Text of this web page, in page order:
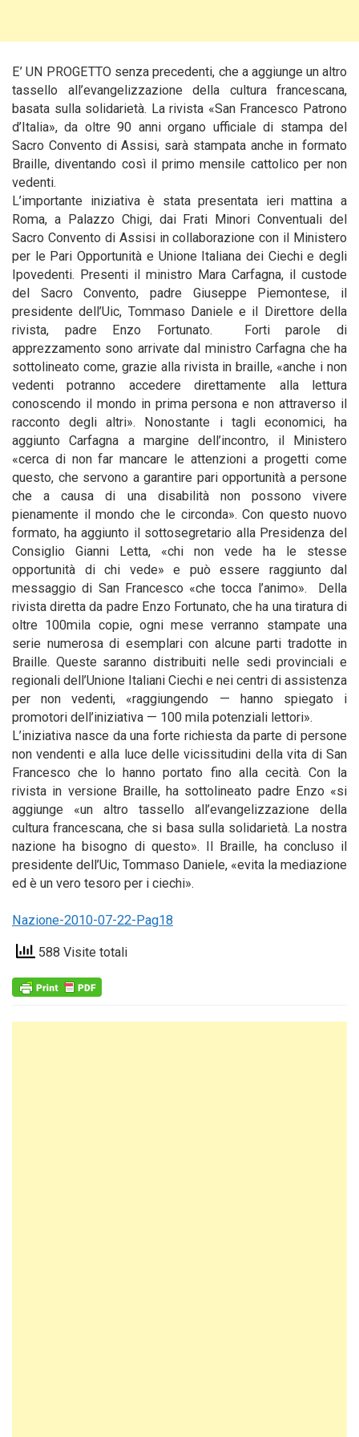
E’ UN PROGETTO senza precedenti, che a aggiunge un altro
tassello all’evangelizzazione della cultura francescana,
basata sulla solidarietà. La rivista «San Francesco Patrono
d’Italia», da oltre 90 anni organo ufficiale di stampa del
Sacro Convento di Assisi, sarà stampata anche in formato
Braille, diventando così il primo mensile cattolico per non
vedenti.
L’importante iniziativa è stata presentata ieri mattina a
Roma, a Palazzo Chigi, dai Frati Minori Conventuali del
Sacro Convento di Assisi in collaborazione con il Ministero
per le Pari Opportunità e Unione Italiana dei Ciechi e degli
Ipovedenti. Presenti il ministro Mara Carfagna, il custode
del Sacro Convento, padre Giuseppe Piemontese, il
presidente dell’Uic, Tommaso Daniele e il Direttore della
rivista, padre Enzo Fortunato. Forti parole di
apprezzamento sono arrivate dal ministro Carfagna che ha
sottolineato come, grazie alla rivista in braille, «anche i non
vedenti potranno accedere direttamente alla lettura
conoscendo il mondo in prima persona e non attraverso il
racconto degli altri». Nonostante i tagli economici, ha
aggiunto Carfagna a margine dell’incontro, il Ministero
«cerca di non far mancare le attenzioni a progetti come
questo, che servono a garantire pari opportunità a persone
che a causa di una disabilità non possono vivere
pienamente il mondo che le circonda». Con questo nuovo
formato, ha aggiunto il sottosegretario alla Presidenza del
Consiglio Gianni Letta, «chi non vede ha le stesse
opportunità di chi vede» e può essere raggiunto dal
messaggio di San Francesco «che tocca l’animo». Della
rivista diretta da padre Enzo Fortunato, che ha una tiratura di
oltre 100mila copie, ogni mese verranno stampate una
serie numerosa di esemplari con alcune parti tradotte in
Braille. Queste saranno distribuiti nelle sedi provinciali e
regionali dell’Unione Italiani Ciechi e nei centri di assistenza
per non vedenti, «raggiungendo — hanno spiegato i
promotori dell’iniziativa — 100 mila potenziali lettori».
L’iniziativa nasce da una forte richiesta da parte di persone
non vendenti e alla luce delle vicissitudini della vita di San
Francesco che lo hanno portato fino alla cecità. Con la
rivista in versione Braille, ha sottolineato padre Enzo «si
aggiunge «un altro tassello all’evangelizzazione della
cultura francescana, che si basa sulla solidarietà. La nostra
nazione ha bisogno di questo». Il Braille, ha concluso il
presidente dell’Uic, Tommaso Daniele, «evita la mediazione
ed è un vero tesoro per i ciechi».
Nazione-2010-07-22-Pag18
588 Visite totali